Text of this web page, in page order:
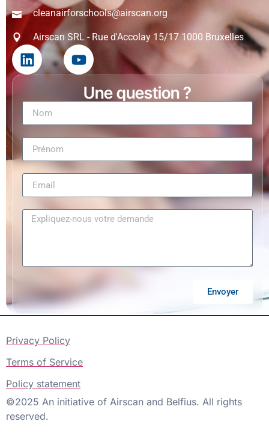
cleanairforschools@airscan.org
Airscan SRL - Rue d'Accolay 15/17 1000 Bruxelles
Une question ?
Envoyer
©2025 An initiative of Airscan and Belfius. All rights
reserved.
Privacy Policy
Terms of Service
Policy statement